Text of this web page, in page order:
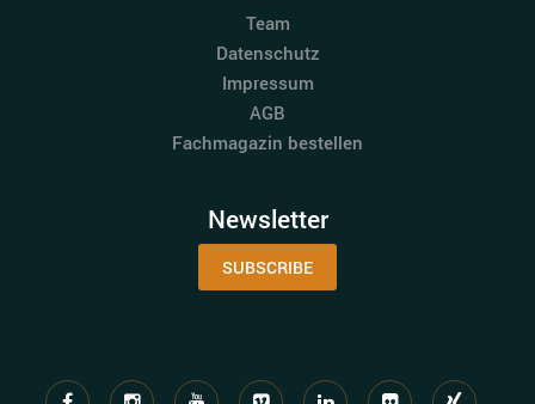
Team
Datenschutz
Impressum
AGB
Fachmagazin bestellen
Newsletter
SUBSCRIBE